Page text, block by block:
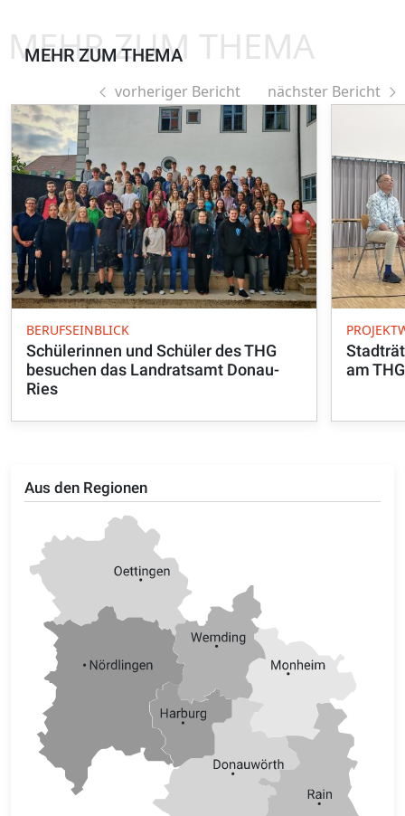
Aus den Regionen
MEHR ZUM THEMA
MEHR ZUM THEMA
vorheriger Bericht nächster Bericht
BERUFSEINBLICK
Schülerinnen und Schüler des THG
besuchen das Landratsamt Donau-
Ries
am